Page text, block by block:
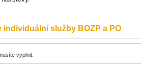
individuální služby BOZP a PO
vyplnit.